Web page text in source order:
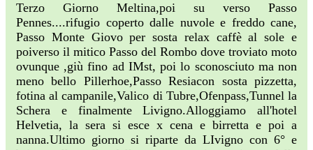
Terzo Giorno Meltina,poi su verso Passo
Pennes....rifugio coperto dalle nuvole e freddo cane,
Passo Monte Giovo per sosta relax caffè al sole e
poiverso il mitico Passo del Rombo dove troviato moto
ovunque ,giù fino ad IMst, poi lo sconosciuto ma non
meno bello Pillerhoe,Passo Resiacon sosta pizzetta,
fotina al campanile,Valico di Tubre,Ofenpass,Tunnel la
Schera e finalmente Livigno.Alloggiamo all'hotel
Helvetia, la sera si esce x cena e birretta e poi a
nanna.Ultimo giorno si riparte da LIvigno con 6° e